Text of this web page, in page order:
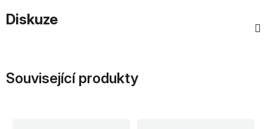
Diskuze
Související produkty